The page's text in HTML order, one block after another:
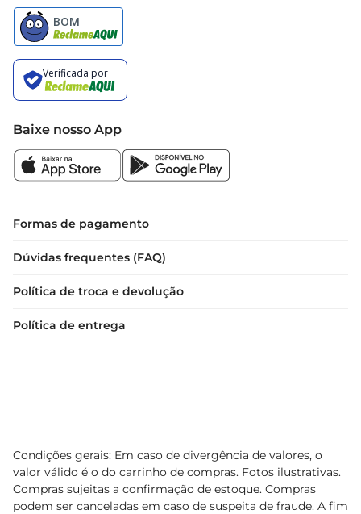
Baixe nosso App
Formas de pagamento
Dúvidas frequentes (FAQ)
Política de troca e devolução
Política de entrega
Condições gerais: Em caso de divergência de valores, o
valor válido é o do carrinho de compras. Fotos ilustrativas.
Compras sujeitas a confirmação de estoque. Compras
podem ser canceladas em caso de suspeita de fraude. A fim